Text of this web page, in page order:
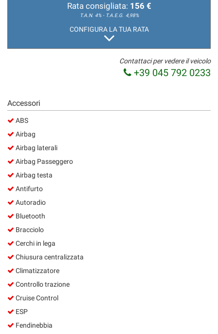
Rata consigliata: 156 €
T.A.N. 4% - T.A.E.G. 4,98%
CONFIGURA LA TUA RATA
Contattaci per vedere il veicolo
+39 045 792 0233
Accessori
ABS
Airbag
Airbag laterali
Airbag Passeggero
Airbag testa
Antifurto
Autoradio
Bluetooth
Bracciolo
Cerchi in lega
Chiusura centralizzata
Climatizzatore
Controllo trazione
Cruise Control
ESP
Fendinebbia